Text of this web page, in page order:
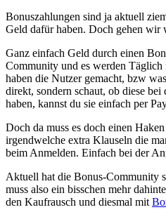
Bonuszahlungen sind ja aktuell
Geld dafür haben. Doch gehen wir
Ganz einfach Geld durch einen
Community und es werden
haben die Nutzer gemacht, bzw
direkt, sondern schaut, ob diese bei
haben, kannst du sie einfach per
Doch da muss es doch einen
irgendwelche extra Klauseln die
beim Anmelden. Einfach bei der
Aktuell hat die Bonus-Community
muss also ein bisschen mehr
den Kaufrausch und diesmal mit